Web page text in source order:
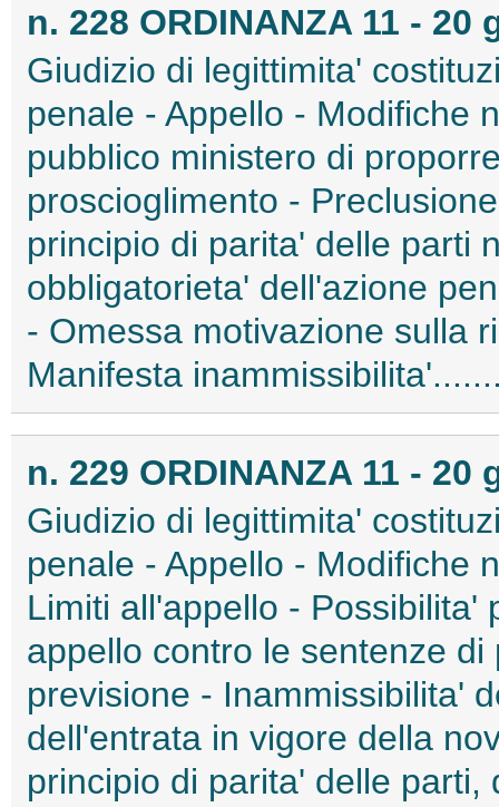
n. 228 ORDINANZA 11 - 20
Giudizio di legittimita'
penale - Appello - Modifiche
pubblico ministero di
proscioglimento -
principio di parita' delle parti
obbligatorieta' dell'azione
- Omessa motivazione sulla
Manifesta
n. 229 ORDINANZA 11 - 20
Giudizio di legittimita'
penale - Appello - Modifiche
Limiti all'appello - Possibilita'
appello contro le sentenze
previsione - Inammissibilita'
dell'entrata in vigore della
principio di parita' delle parti,